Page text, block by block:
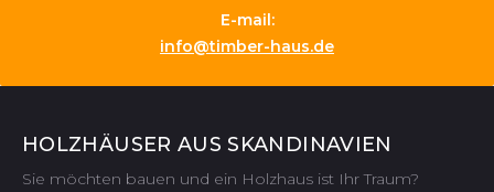
E-mail:
info@timber-haus.de
HOLZHÄUSER AUS SKANDINAVIEN
Sie möchten bauen und ein Holzhaus ist Ihr Traum?